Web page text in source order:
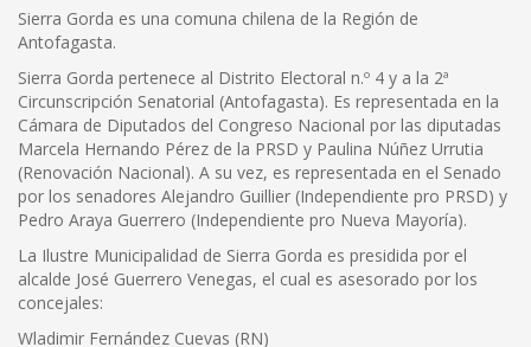
Sierra Gorda es una comuna chilena de la Región de
Antofagasta.
Sierra Gorda pertenece al Distrito Electoral n.º 4 y a la 2ª
Circunscripción Senatorial (Antofagasta). Es representada en la
Cámara de Diputados del Congreso Nacional por las diputadas
Marcela Hernando Pérez de la PRSD y Paulina Núñez Urrutia
(Renovación Nacional). A su vez, es representada en el Senado
por los senadores Alejandro Guillier (Independiente pro PRSD) y
Pedro Araya Guerrero (Independiente pro Nueva Mayoría).
La Ilustre Municipalidad de Sierra Gorda es presidida por el
alcalde José Guerrero Venegas, el cual es asesorado por los
concejales:
Wladimir Fernández Cuevas (RN)